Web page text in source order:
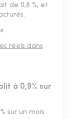
de 0,8 %, et
réels dans
à 0,9% sur
sur un mois